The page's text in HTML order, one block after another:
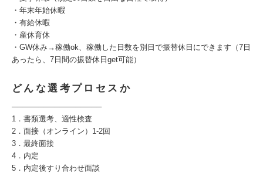
・年末年始休暇
・有給休暇
・産休育休
・GW休み→稼働ok、稼働した日数を別日で振替休日にできます（7日
あったら、7日間の振替休日get可能）
どんな選考プロセスか
─────────────────
1．書類選考、適性検査
2．面接（オンライン）1-2回
3．最終面接
4．内定
5．内定後すり合わせ面談